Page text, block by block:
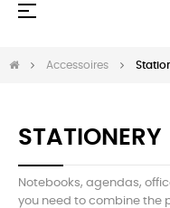
Basculer
☰
Accessoires
STATIONERY
Notebooks, agendas,
you need to combine the